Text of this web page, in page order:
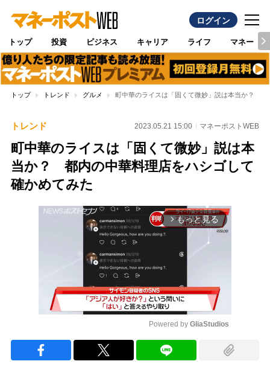
ログイン
トップ 投資 ビジネス キャリア ライフ マネー
トップ トレンド グルメ 町中華のライスは「固くて微妙」説は本当か？ 都
トレンド 2023.05.21 15:00 マネーポストWEB
町中華のライスは「固くて微妙」説は本
当か？ 都内の中華料理店をハシゴして
確かめてみた
arrow_forward_ios もっと見る
Powered by GliaStudios